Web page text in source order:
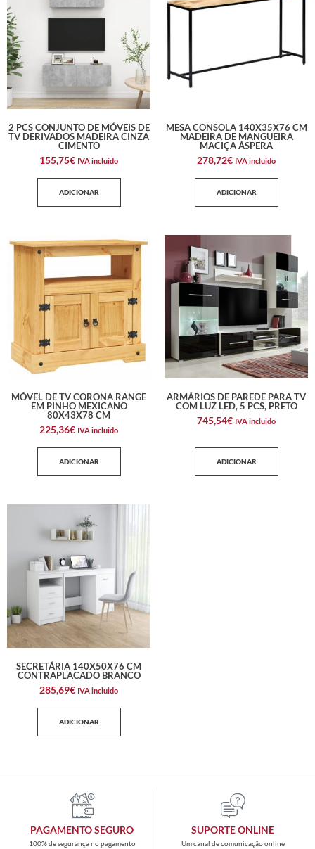
2 PCS CONJUNTO DE MÓVEIS DE
TV DERIVADOS MADEIRA CINZA
CIMENTO
155,75€ IVA incluido
ADICIONAR
MESA CONSOLA 140X35X76 CM
MADEIRA DE MANGUEIRA
MACIÇA ÁSPERA
278,72€ IVA incluido
ADICIONAR
MÓVEL DE TV CORONA RANGE
EM PINHO MEXICANO
80X43X78 CM
225,36€ IVA incluido
ADICIONAR
ARMÁRIOS DE PAREDE PARA TV
COM LUZ LED, 5 PCS, PRETO
745,54€ IVA incluido
ADICIONAR
SECRETÁRIA 140X50X76 CM
CONTRAPLACADO BRANCO
285,69€ IVA incluido
ADICIONAR
PAGAMENTO SEGURO
100% de segurança no pagamento
SUPORTE ONLINE
Um canal de comunicação online